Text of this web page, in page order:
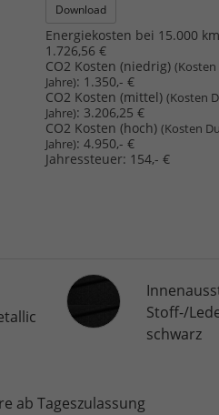
Download
Energiekosten bei 15.000
1.726,56 €
CO2 Kosten (niedrig)
Jahre): 1.350,- €
CO2 Kosten (mittel)(Kosten
Jahre): 3.206,25 €
CO2 Kosten (hoch)(Kosten
Jahre): 4.950,- €
Jahressteuer: 154,- €
Innenausstattung
Stoff-/
schwarz
ab Tageszulassung